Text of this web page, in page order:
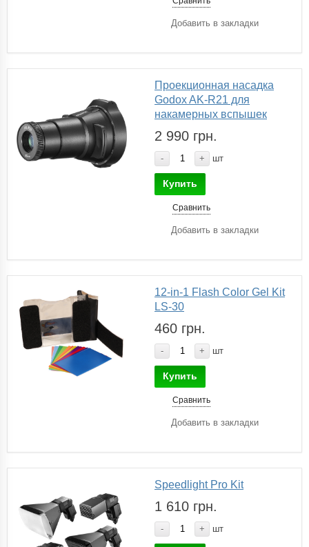
Добавить в закладки
Проекционная насадка
Godox AK-R21 для
накамерных вспышек
2 990 грн.
- + шт
Купить
Сравнить
Добавить в закладки
12-in-1 Flash Color Gel Kit
LS-30
460 грн.
- + шт
Купить
Сравнить
Добавить в закладки
Speedlight Pro Kit
1 610 грн.
- + шт